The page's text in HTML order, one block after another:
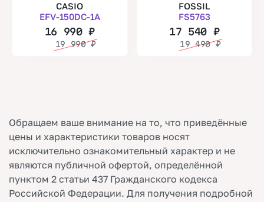
CASIO
EFV-150DC-1A
16 990₽
19 990₽
FOSSIL
FS5763
17 540 ₽
19 490₽
Обращаем ваше внимание на то, что приведённые
цены и характеристики товаров носят
исключительно ознакомительный характер и не
являются публичной офертой, определённой
пунктом 2 статьи 437 Гражданского кодекса
Российской Федерации. Для получения подробной